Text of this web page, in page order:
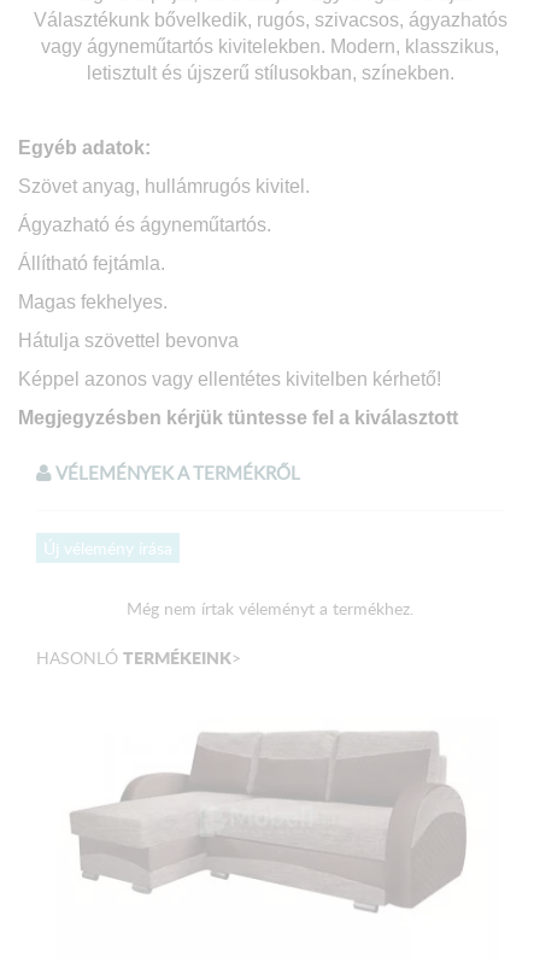
Választékunk bővelkedik, rugós, szivacsos, ágyazhatós
vagy ágyneműtartós kivitelekben. Modern, klasszikus,
letisztult és újszerű stílusokban, színekben.
Egyéb adatok:
Szövet anyag, hullámrugós kivitel.
Ágyazható és ágyneműtartós.
Állítható fejtámla.
Magas fekhelyes.
Hátulja szövettel bevonva
Képpel azonos vagy ellentétes kivitelben kérhető!
Megjegyzésben kérjük tüntesse fel a kiválasztott
Világosszürke szövet
Külső méret: 320 x 217 x 162 cm
Ülőmagasság: 43 cm
Beülőmélység: 52 cm
Magasság: 106 cm
A terméket elemekre bontva, csomagolva szállítjuk!
VÉLEMÉNYEK A TERMÉKRŐL
Új vélemény írása
Még nem írtak véleményt a termékhez.
HASONLÓ TERMÉKEINK>